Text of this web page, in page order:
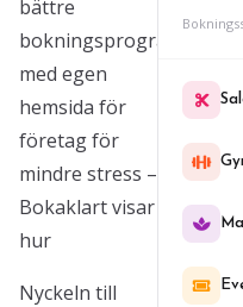
bättre
bokningsprogram
med egen
hemsida för
företag för
mindre stress –
Bokaklart visar
hur
Nyckeln till